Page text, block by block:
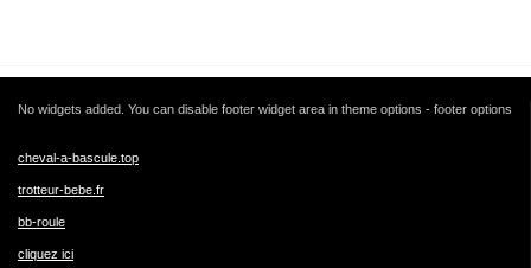
No widgets added. You can disable footer widget area in theme options - footer options
cheval-a-bascule.top
trotteur-bebe.fr
bb-roule
cliquez ici